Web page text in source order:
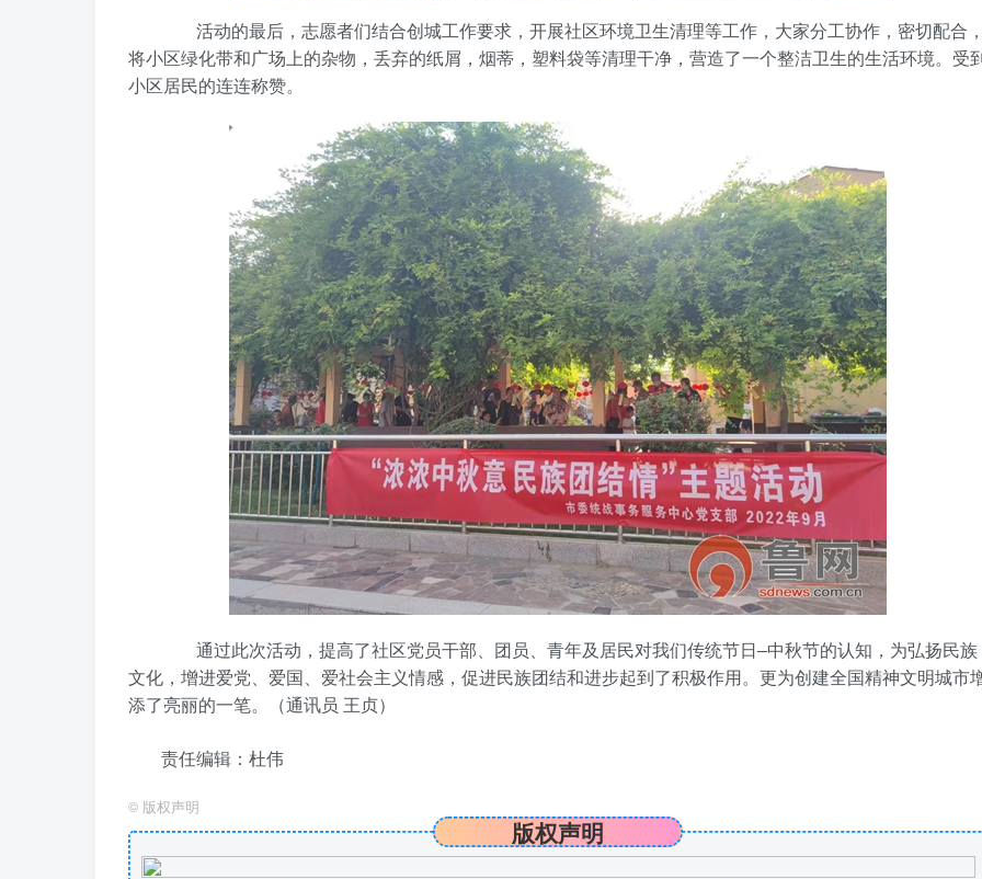
活动的最后，志愿者们结合创城工作要求，开展社区环境卫生清理等工作，大家分工协作，密切配合
将小区绿化带和广场上的杂物，丢弃的纸屑，烟蒂，塑料袋等清理干净，营造了一个整洁卫生的生活环境。受
小区居民的连连称赞。
通过此次活动，提高了社区党员干部、团员、青年及居民对我们传统节日–中秋节的认知，为弘扬民族
文化，增进爱党、爱国、爱社会主义情感，促进民族团结和进步起到了积极作用。更为创建全国精神文明城市
添了亮丽的一笔。（通讯员 王贞）
责任编辑：杜伟
© 版权声明
版权声明